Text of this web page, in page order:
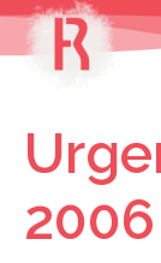
Skip
content
MENU
2006